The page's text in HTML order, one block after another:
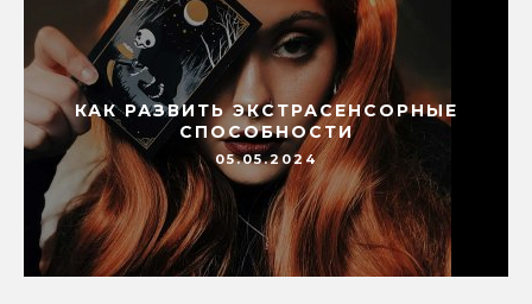
КАК РАЗВИТЬ ЭКСТРАСЕНСОРНЫЕ
СПОСОБНОСТИ
05.05.2024